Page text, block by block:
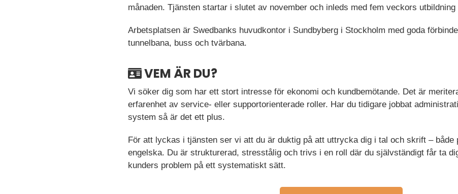
månaden. Tjänsten startar i slutet av november och inleds med fem veckors utbildning
Arbetsplatsen är Swedbanks huvudkontor i Sundbyberg i Stockholm med goda
tunnelbana, buss och tvärbana.
VEM ÄR DU?
Vi söker dig som har ett stort intresse för ekonomi och kundbemötande. Det är
erfarenhet av service- eller supportorienterade roller. Har du tidigare jobbat
system så är det ett plus.
För att lyckas i tjänsten ser vi att du är duktig på att uttrycka dig i tal och skrift – både
engelska. Du är strukturerad, stresstålig och trivs i en roll där du självständigt får ta
kunders problem på ett systematiskt sätt.